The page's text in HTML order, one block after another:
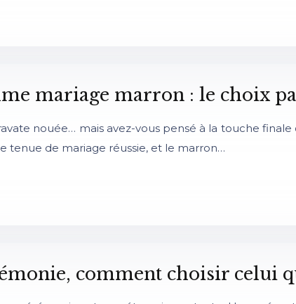
mariage marron : le choix
nouée… mais avez-vous pensé à la touche
tenue de mariage réussie, et le marron…
comment choisir celui